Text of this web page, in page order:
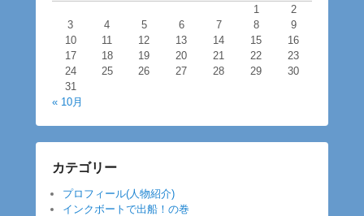
1
2
3
4 5 6 7 8
9
10
11 12 13 14 15
16
17
18 19 20 21 22
23
24
25 26 27 28 29
30
31
« 10月
カテゴリー
プロフィール(人物紹介)
インクボートで出船！の巻